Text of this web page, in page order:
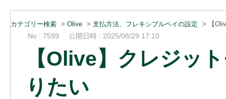
カテゴリー検索 > Olive > 支払方法、フレキシブルペイの設定 > 【
No : 7599 公開日時 : 2025/08/29 17:10
【Olive】クレジッ
りたい